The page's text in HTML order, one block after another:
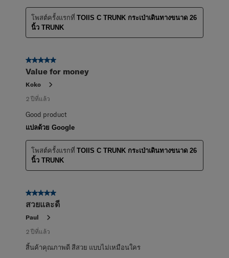
โพสต์ครั้งแรกที่ TOIIS C TRUNK กระเป่าเดินทางขนาด 26
นิ้ว TRUNK
5 จาก 5 ดาว
Value for money
Koko
2 ปีที่แล้ว
Good product
แปลด้วย Google
โพสต์ครั้งแรกที่ TOIIS C TRUNK กระเป่าเดินทางขนาด 26
นิ้ว TRUNK
5 จาก 5 ดาว
สวยและดี
Paul
2 ปีที่แล้ว
สิ้นค้าคุณภาพดี สีสวย แบบไม่เหมือนใคร